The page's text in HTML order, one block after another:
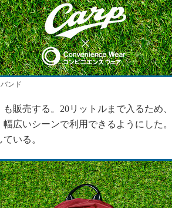
ンド
販売する。20リットルまで入るため
広いシーンで利用できるようにした
いる。